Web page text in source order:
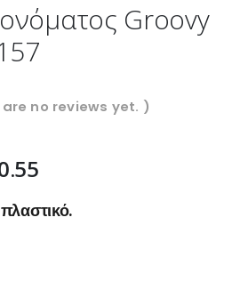
Groovy
no reviews yet. )